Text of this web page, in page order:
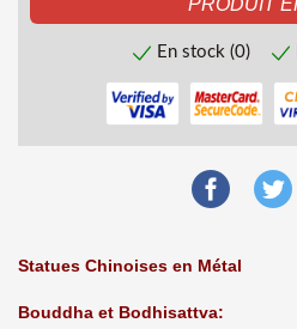
En stock (0)
Statues Chinoises en Métal
Bouddha et Bodhisattva: